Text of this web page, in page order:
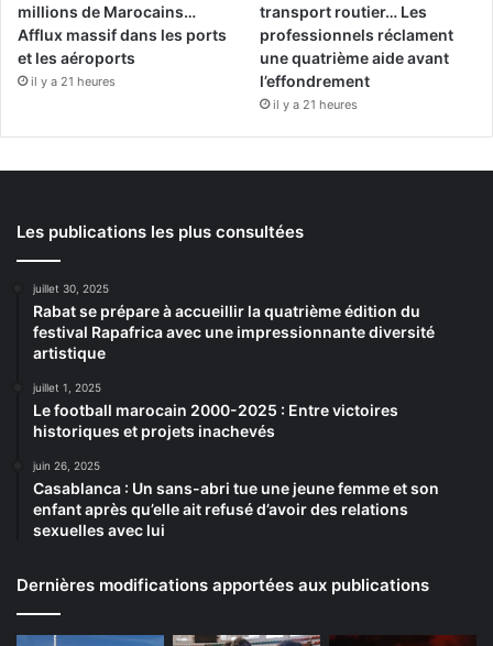
millions de Marocains…
Afflux massif dans les ports
et les aéroports
il y a 21 heures
transport routier… Les
professionnels réclament
une quatrième aide avant
l’effondrement
il y a 21 heures
Les publications les plus consultées
juillet 30, 2025
Rabat se prépare à accueillir la quatrième édition du
festival Rapafrica avec une impressionnante diversité
artistique
juillet 1, 2025
Le football marocain 2000-2025 : Entre victoires
historiques et projets inachevés
juin 26, 2025
Casablanca : Un sans-abri tue une jeune femme et son
enfant après qu’elle ait refusé d’avoir des relations
sexuelles avec lui
Dernières modifications apportées aux publications